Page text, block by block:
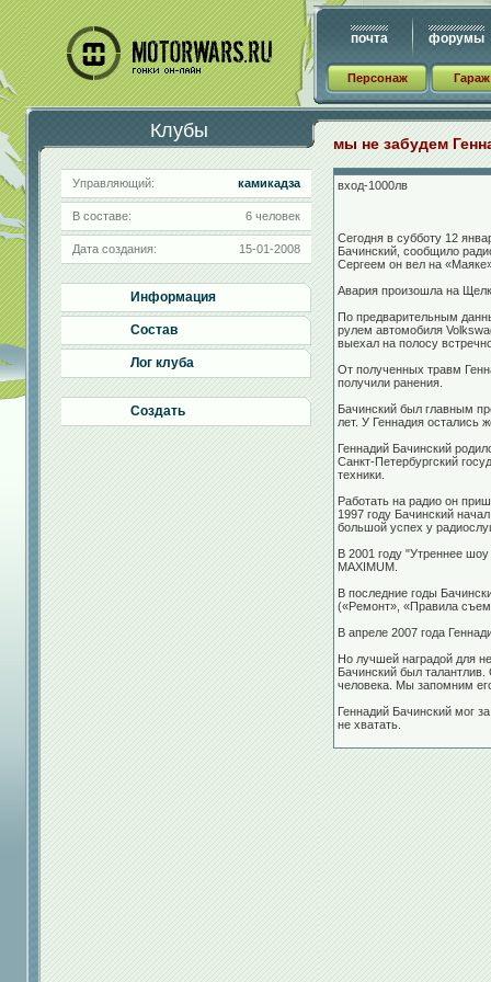
почта форумы
Персонаж Гараж
Клубы
Управляющий: камикадза
В составе: 6 человек
Дата создания: 15-01-2008
Информация
Состав
Лог клуба
Создать
мы не забудем
вход-1000лв
Сегодня в субботу 12
Бачинский, сообщило
Сергеем он вел на
Авария произошла на
По предварительным
рулем автомобиля
выехал на полосу
От полученных травм
получили ранения.
Бачинский был главным
лет. У Геннадия остались
Геннадий Бачинский
Санкт-Петербургский
техники.
Работать на радио он
1997 году Бачинский
большой успех у
В 2001 году "Утреннее
MAXIMUM.
В последние годы
(«Ремонт», «Правила
В апреле 2007 года
Но лучшей наградой для
Бачинский был
человека. Мы запомним
Геннадий Бачинский мог
не хватать.